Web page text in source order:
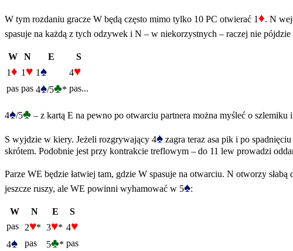
W tym rozdaniu gracze W będą często mimo tylko 10 PC otwierać 1♦. N
spasuje na każdą z tych odzywek i N – w niekorzystnych – raczej nie
W N E
S
1♦ 1 ♥ 1♠ 4♥
pas pas 4♠/5♣* pas...
4♠/5♣ – z kartą E na pewno po otwarciu partnera można myśleć o szlemiku
S wyjdzie w kiery. Jeżeli rozgrywający 4♠ zagra teraz asa pik i po
skrótem. Podobnie jest przy kontrakcie treflowym – do 11 lew prowadzi
Parze WE będzie łatwiej tam, gdzie W spasuje na otwarciu. N otworzy
jeszcze ruszy, ale WE powinni wyhamować w 5♠:
W N E
S
pas
2♥* 3♥* 4♥
4♠ pas 5♣* pas